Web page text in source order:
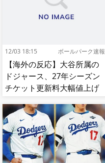
12/03 18:15 ボールパーク速報
【海外の反応】大谷所属の
ドジャース、27年シーズン
チケット更新料大幅値上げ